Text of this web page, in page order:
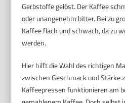
Gerbstoffe gelöst. Der Kaffee
oder unangenehm bitter. Bei zu
Kaffee flach und schwach, da zu
werden.
Hier hilft die Wahl des richtigen
zwischen Geschmack und Stärke
Kaffeepressen funktionieren am